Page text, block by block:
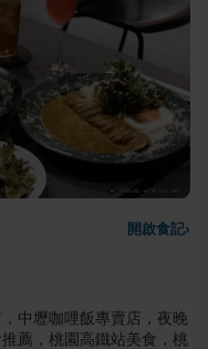
開啟食記›
中壢咖哩飯專賣店，夜晚
薦，桃園高鐵站美食，桃